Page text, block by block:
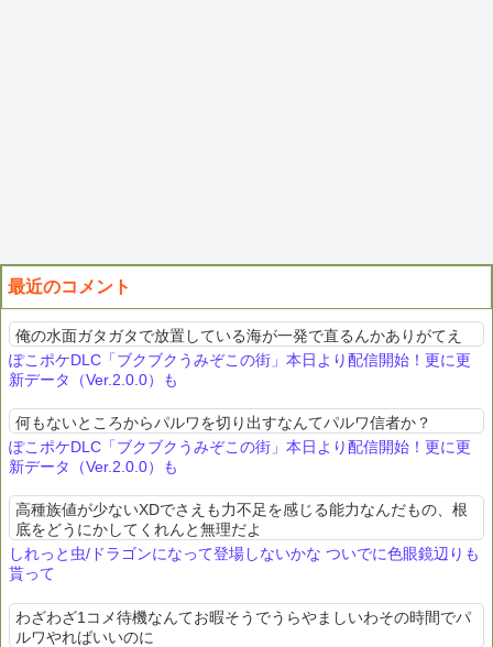
最近のコメント
俺の水面ガタガタで放置している海が一発で直るんかありがてえ
ぽこポケDLC「ブクブクうみぞこの街」本日より配信開始！更に更
新データ（Ver.2.0.0）も
何もないところからパルワを切り出すなんてパルワ信者か？
ぽこポケDLC「ブクブクうみぞこの街」本日より配信開始！更に更
新データ（Ver.2.0.0）も
高種族値が少ないXDでさえも力不足を感じる能力なんだもの、根
底をどうにかしてくれんと無理だよ
しれっと虫/ドラゴンになって登場しないかな ついでに色眼鏡辺りも
貰って
わざわざ1コメ待機なんてお暇そうでうらやましいわその時間でパ
ルワやればいいのに